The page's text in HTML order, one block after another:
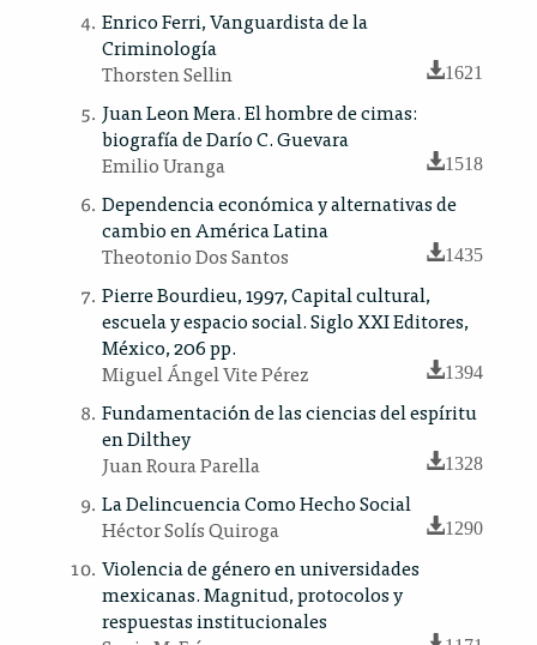
Enrico Ferri, Vanguardista de la
Criminología
Thorsten Sellin
1621
Juan Leon Mera. El hombre de cimas:
biografía de Darío C. Guevara
Emilio Uranga
1518
Dependencia económica y alternativas de
cambio en América Latina
Theotonio Dos Santos
1435
Pierre Bourdieu, 1997, Capital cultural,
escuela y espacio social. Siglo XXI Editores,
México, 206 pp.
Miguel Ángel Vite Pérez
1394
Fundamentación de las ciencias del espíritu
en Dilthey
Juan Roura Parella
1328
La Delincuencia Como Hecho Social
Héctor Solís Quiroga
1290
Violencia de género en universidades
mexicanas. Magnitud, protocolos y
respuestas institucionales